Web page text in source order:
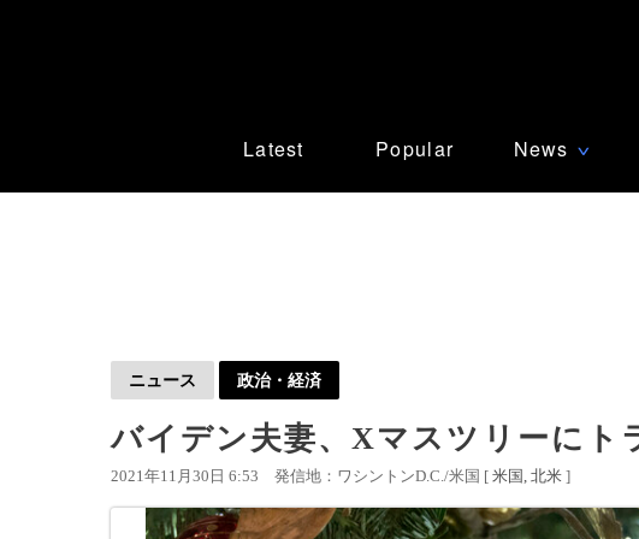
Latest Popular News ∨
ニュース 政治・経済
バイデン夫妻、Xマスツリーにト
2021年11月30日 6:53 発信地：ワシントンD.C./米国 [ 米国 北米 ]